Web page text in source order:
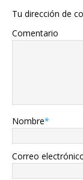
Tu dirección de
Comentario
Nombre*
Correo